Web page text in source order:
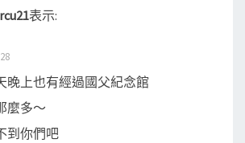
表示:
晚上也有經過國父紀念館
麼多～
到你們吧